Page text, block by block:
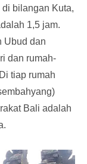
bilangan Kuta,
1,5 jam.
Ubud dan
dan rumah-
tiap rumah
Bali adalah